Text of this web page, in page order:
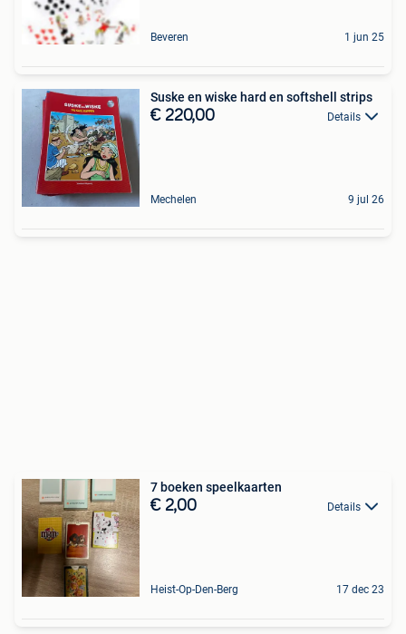
Beveren 1 jun 25
Suske en wiske hard en softshell strips
€ 220,00 Details
Mechelen 9 jul 26
7 boeken speelkaarten
€ 2,00 Details
Heist-Op-Den-Berg 17 dec 23